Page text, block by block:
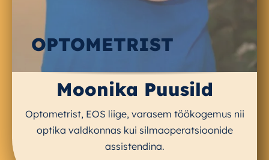
OPTOMETRIST
Moonika Puusild
Optometrist, EOS liige, varasem töökogemus nii
optika valdkonnas kui silmaoperatsioonide
assistendina.